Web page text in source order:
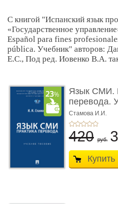
С книгой "Испанский язык
«Государственное
Español para fines
pública. Учебник" авторов:
Е.С., Под ред. Иовенко В.А.
Язык СМИ.
перевода.
пособие
Стамова И.И.
420 руб.
Купить